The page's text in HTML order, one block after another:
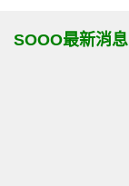
SOOO最新消息